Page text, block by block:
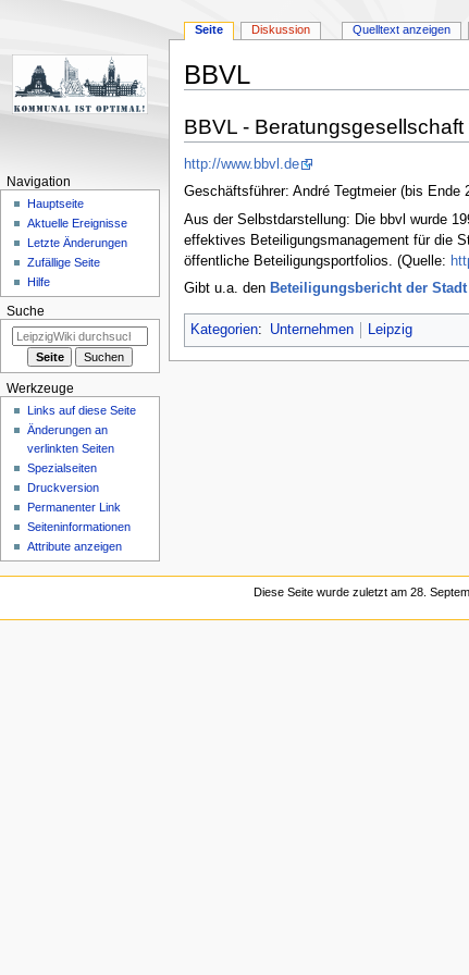
BBVL
Navigation
springen
Suche
springen
BBVL -
http://www.bbvl.de
Geschäftsführer: André Tegtmeier (bis Ende
Aus der Selbstdarstellung: Die bbvl wurde
effektives Beteiligungsmanagement für die
öffentliche Beteiligungsportfolios. (Quelle:
Gibt u.a. den Beteiligungsbericht der
Kategorien: Unternehmen Leipzig
Seite Diskussion Quelltext anzeigen
Navigation
Hauptseite
Aktuelle Ereignisse
Letzte Änderungen
Zufällige Seite
Hilfe
Suche
Werkzeuge
Links auf diese Seite
Änderungen an
verlinkten Seiten
Spezialseiten
Druckversion
Permanenter Link
Seiten­informationen
Attribute anzeigen
Diese Seite wurde zuletzt am 28.